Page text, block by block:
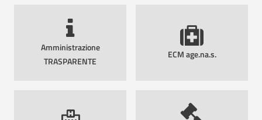
Amministrazione
TRASPARENTE
ECM age.na.s.